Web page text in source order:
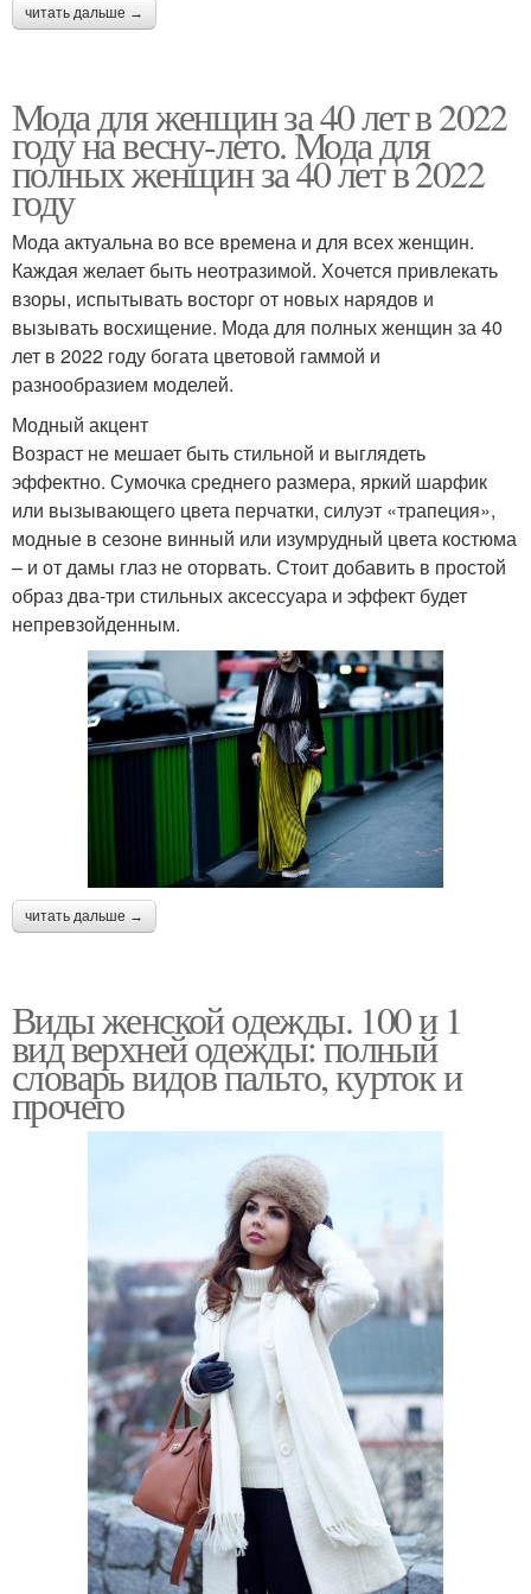
читать дальше →
Мода для женщин за 40 лет в 2022
году на весну-лето. Мода для
полных женщин за 40 лет в 2022
году
Мода актуальна во все времена и для всех женщин.
Каждая желает быть неотразимой. Хочется привлекать
взоры, испытывать восторг от новых нарядов и
вызывать восхищение. Мода для полных женщин за 40
лет в 2022 году богата цветовой гаммой и
разнообразием моделей.
Модный акцент
Возраст не мешает быть стильной и выглядеть
эффектно. Сумочка среднего размера, яркий шарфик
или вызывающего цвета перчатки, силуэт «трапеция»,
модные в сезоне винный или изумрудный цвета костюма
– и от дамы глаз не оторвать. Стоит добавить в простой
образ два-три стильных аксессуара и эффект будет
непревзойденным.
читать дальше →
Виды женской одежды. 100 и 1
вид верхней одежды: полный
словарь видов пальто, курток и
прочего